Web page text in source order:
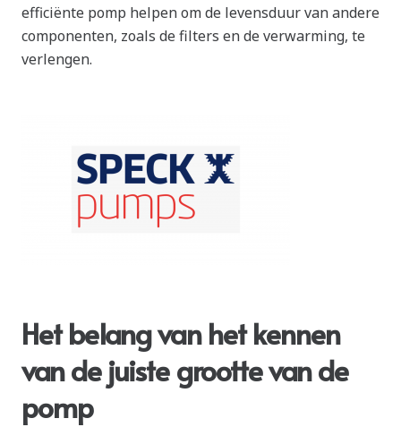
efficiënte pomp helpen om de levensduur van andere
componenten, zoals de filters en de verwarming, te
verlengen.
Het belang van het kennen
van de juiste grootte van de
pomp